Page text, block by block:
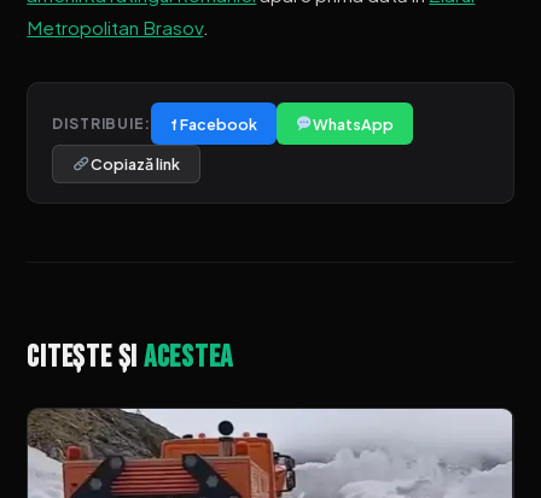
Metropolitan Brasov.
DISTRIBUIE: f Facebook WhatsApp
Copiază link
Citește șiacestea